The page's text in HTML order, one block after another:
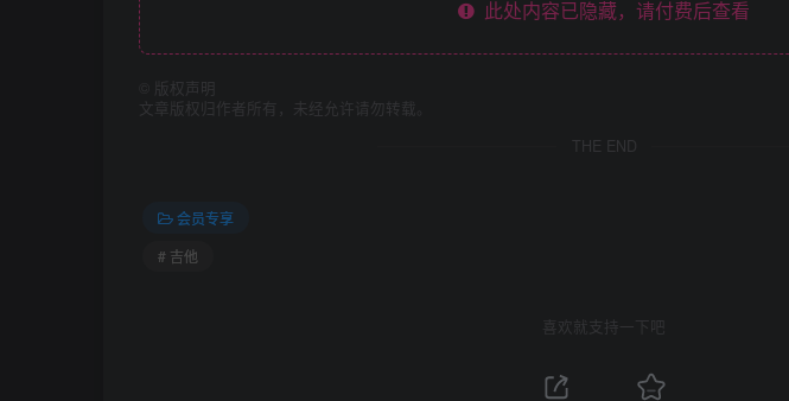
此处内容已隐藏，请付费后查看
版权声明
文章版权归作者所有，未经允许请勿转载。
THE END
会员专享
# 吉他
喜欢就支持一下吧